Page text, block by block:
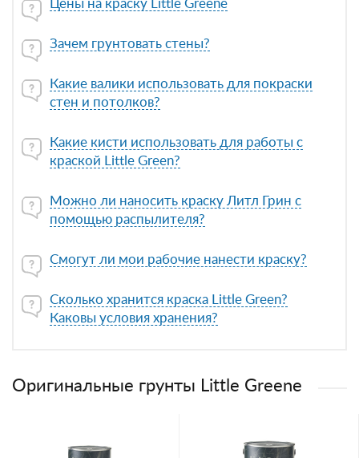
Цены на краску Little Greene
Зачем грунтовать стены?
Какие валики использовать для покраски
стен и потолков?
Какие кисти использовать для работы с
краской Little Green?
Можно ли наносить краску Литл Грин с
помощью распылителя?
Смогут ли мои рабочие нанести краску?
Сколько хранится краска Little Green?
Каковы условия хранения?
Оригинальные грунты Little Greene